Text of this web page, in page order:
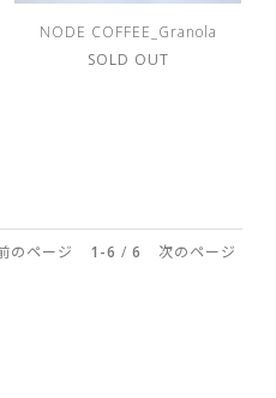
NODE COFFEE_Granola
SOLD OUT
のページ 1-6 / 6 次のページ